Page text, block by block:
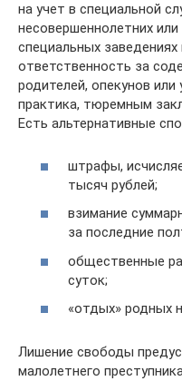
на учет в специальной
несовершеннолетних
специальных
ответственность за
родителей, опекунов
практика, тюремным
Есть альтернативные
штрафы,
тысяч рублей;
взимание
за последние
общественные
суток;
«отдых» родных
Лишение свободы
малолетнего